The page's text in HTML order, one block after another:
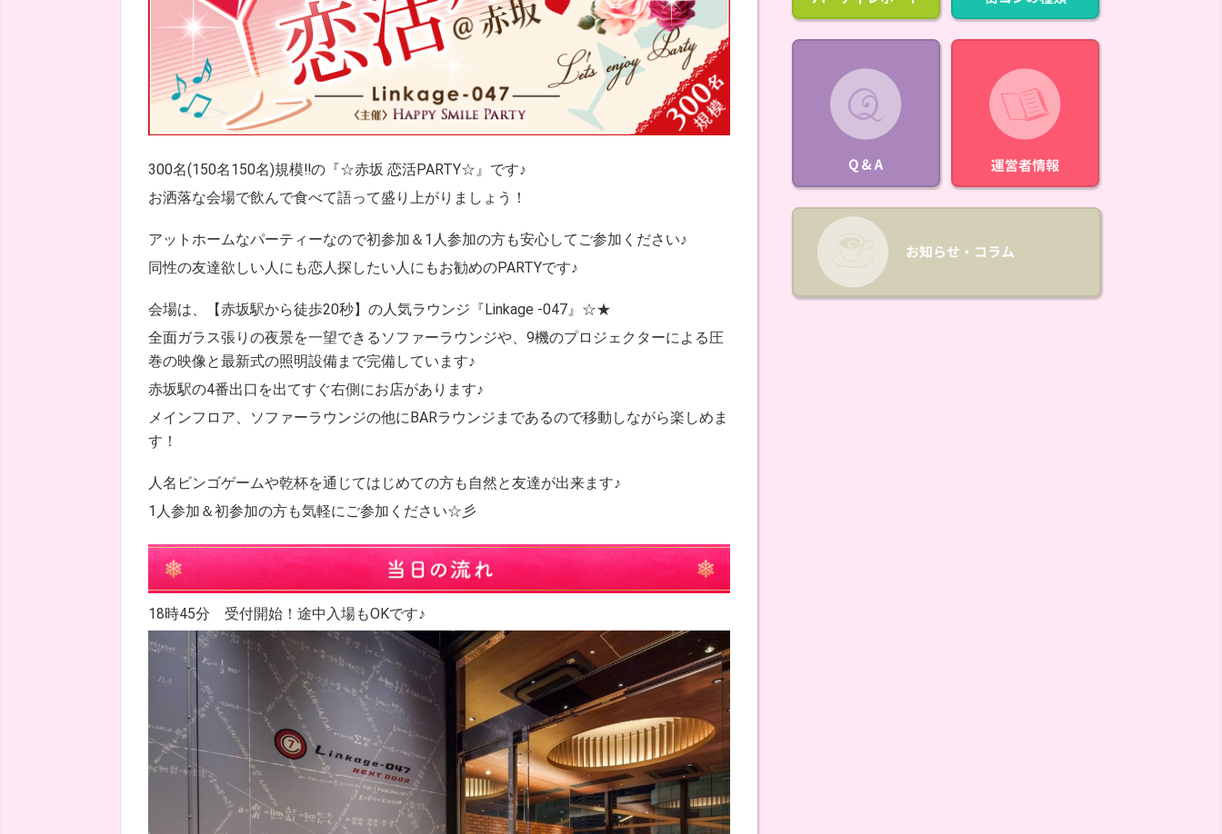
300名(150名150名)規模!!の『☆赤坂 恋活PARTY☆』です♪
お洒落な会場で飲んで食べて語って盛り上がりましょう！
アットホームなパーティーなので初参加＆1人参加の方も安心してご参加ください♪
同性の友達欲しい人にも恋人探したい人にもお勧めのPARTYです♪
会場は、【赤坂駅から徒歩20秒】の人気ラウンジ『Linkage ‐047』☆★
全面ガラス張りの夜景を一望できるソファーラウンジや、9機のプロジェクターによる圧
巻の映像と最新式の照明設備まで完備しています♪
赤坂駅の4番出口を出てすぐ右側にお店があります♪
メインフロア、ソファーラウンジの他にBARラウンジまであるので移動しながら楽しめま
す！
人名ビンゴゲームや乾杯を通じてはじめての方も自然と友達が出来ます♪
1人参加＆初参加の方も気軽にご参加ください☆彡
18時45分 受付開始！途中入場もOKです♪